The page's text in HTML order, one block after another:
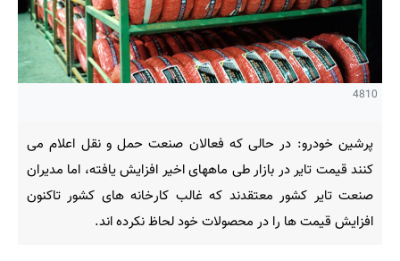
4810
پرشین خودرو: در حالی که فعالان صنعت حمل و نقل اعلام می
کنند قیمت تایر در بازار طی ماههای اخیر افزایش یافته، اما مدیران
صنعت تایر کشور معتقدند که غالب کارخانه های کشور تاکنون
افزایش قیمت ها را در محصولات خود لحاظ نکرده اند.